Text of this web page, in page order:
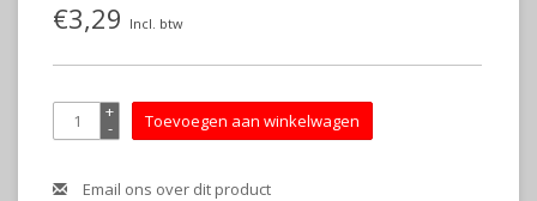
€3,29 Incl. btw
+
- Toevoegen aan winkelwagen
Email ons over dit product